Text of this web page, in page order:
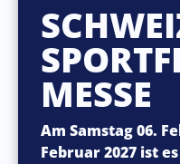
MESSE
Am Samstag 06.
Februar 2027 ist